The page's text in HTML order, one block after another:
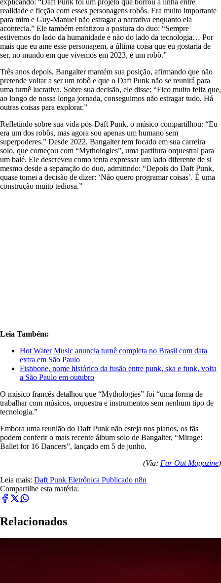
explicando: “Daft Punk foi um projeto que borrou a linha entre
realidade e ficção com esses personagens robôs. Era muito importante
para mim e Guy-Manuel não estragar a narrativa enquanto ela
acontecia.” Ele também enfatizou a postura do duo: “Sempre
estivemos do lado da humanidade e não do lado da tecnologia… Por
mais que eu ame esse personagem, a última coisa que eu gostaria de
ser, no mundo em que vivemos em 2023, é um robô.”
Três anos depois, Bangalter mantém sua posição, afirmando que não
pretende voltar a ser um robô e que o Daft Punk não se reunirá para
uma turnê lucrativa. Sobre sua decisão, ele disse: “Fico muito feliz que,
ao longo de nossa longa jornada, conseguimos não estragar tudo. Há
outras coisas para explorar.”
Refletindo sobre sua vida pós-Daft Punk, o músico compartilhou: “Eu
era um dos robôs, mas agora sou apenas um humano sem
superpoderes.” Desde 2022, Bangalter tem focado em sua carreira
solo, que começou com “Mythologies”, uma partitura orquestral para
um balé. Ele descreveu como tenta expressar um lado diferente de si
mesmo desde a separação do duo, admitindo: “Depois do Daft Punk,
quase tomei a decisão de dizer: ‘Não quero programar coisas’. É uma
construção muito tediosa.”
Leia Também:
Hot Water Music anuncia turnê completa no Brasil com data
extra em São Paulo
Fishbone, nome histórico da fusão entre punk, ska e funk, volta
a São Paulo em outubro
O músico francês detalhou que “Mythologies” foi “uma forma de
trabalhar com músicos, orquestra e instrumentos sem nenhum tipo de
tecnologia.”
Embora uma reunião do Daft Punk não esteja nos planos, os fãs
podem conferir o mais recente álbum solo de Bangalter, “Mirage:
Ballet for 16 Dancers”, lançado em 5 de junho.
(Via: Far Out Magazine)
Leia mais: Daft Punk Eletrônica Publicado n8n
Compartilhe esta matéria:
Relacionados